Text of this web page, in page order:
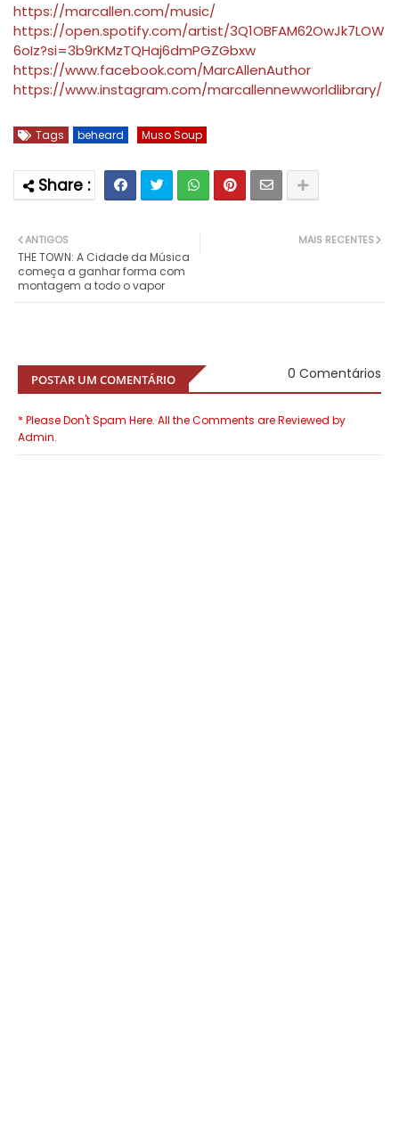
https://marcallen.com/music/
https://open.spotify.com/artist/3Q1OBFAM62OwJk7LOW
6oIz?si=3b9rKMzTQHaj6dmPGZGbxw
https://www.facebook.com/MarcAllenAuthor
https://www.instagram.com/marcallennewworldlibrary/
Tags beheard Muso Soup
MAIS RECENTES
ANTIGOS
THE TOWN: A Cidade da Música
começa a ganhar forma com
montagem a todo o vapor
POSTAR UM COMENTÁRIO 0 Comentários
* Please Don't Spam Here. All the Comments are Reviewed by
Admin.